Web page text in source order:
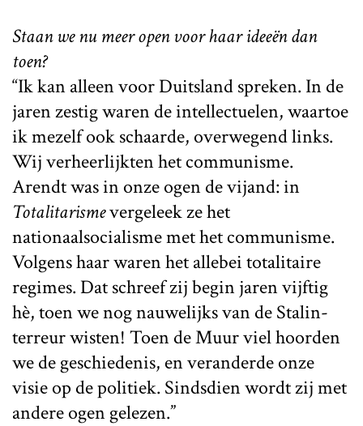
Staan we nu meer open voor haar ideeën dan
toen?
“Ik kan alleen voor Duitsland spreken. In de
jaren zestig waren de intellectuelen, waartoe
ik mezelf ook schaarde, overwegend links.
Wij verheerlijkten het communisme.
Arendt was in onze ogen de vijand: in
Totalitarismevergeleek ze het
nationaalsocialisme met het communisme.
Volgens haar waren het allebei totalitaire
regimes. Dat schreef zij begin jaren vijftig
hè, toen we nog nauwelijks van de Stalin-
terreur wisten! Toen de Muur viel hoorden
we de geschiedenis, en veranderde onze
visie op de politiek. Sindsdien wordt zij met
andere ogen gelezen.”